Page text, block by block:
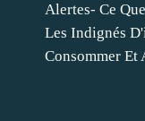
Alertes- Ce
Les Indignés
Consommer Et